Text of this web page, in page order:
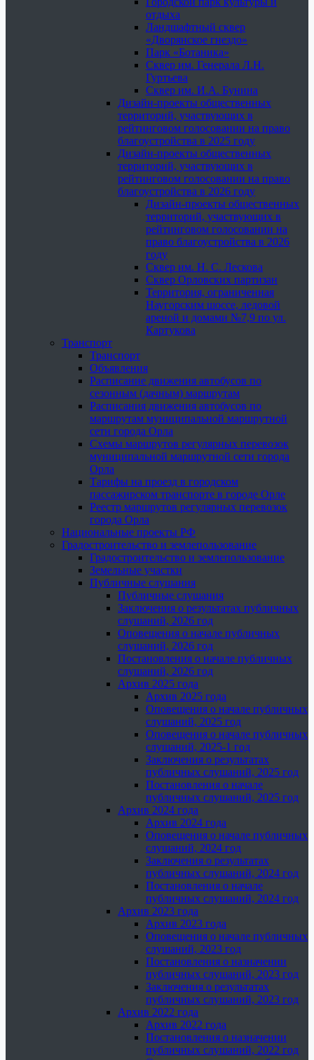
отдыха
Ландшафтный сквер
«Дворянское гнездо»
Парк «Ботаника»
Сквер им. Генерала Л.Н.
Гуртьева
Сквер им. И.А. Бунина
Дизайн-проекты общественных
территорий, участвующих в
рейтинговом голосовании на право
благоустройства в 2025 году
Дизайн-проекты общественных
территорий, участвующих в
рейтинговом голосовании на право
благоустройства в 2026 году
Дизайн-проекты общественных
территорий, участвующих в
рейтинговом голосовании на
право благоустройства в 2026
году
Сквер им. Н. С. Лескова
Сквер Орловских партизан
Территория, ограниченная
Наугорским шоссе, ледовой
ареной и домами №7,9 по ул.
Картукова
Транспорт
Транспорт
Объявления
Расписание движения автобусов по
сезонным (дачным) маршрутам
Расписания движения автобусов по
маршрутам муниципальной маршрутной
сети города Орла
Схемы маршрутов регулярных перевозок
муниципальной маршрутной сети города
Орла
Тарифы на проезд в городском
пассажирском транспорте в городе Орле
Реестр маршрутов регулярных перевозок
города Орла
Национальные проекты РФ
Градостроительство и землепользование
Градостроительство и землепользование
Земельные участки
Публичные слушания
Публичные слушания
Заключения о результатах публичных
слушаний, 2026 год
Оповещения о начале публичных
слушаний, 2026 год
Постановления о начале публичных
слушаний, 2026 год
Архив 2025 года
Архив 2025 года
Оповещения о начале публичных
слушаний, 2025 год
Оповещения о начале публичных
слушаний, 2025-1 год
Заключения о результатах
публичных слушаний, 2025 год
Постановления о начале
публичных слушаний, 2025 год
Архив 2024 года
Архив 2024 года
Оповещения о начале публичных
слушаний, 2024 год
Заключения о результатах
публичных слушаний, 2024 год
Постановления о начале
публичных слушаний, 2024 год
Архив 2023 года
Архив 2023 года
Оповещения о начале публичных
слушаний, 2023 год
Постановления о назначении
публичных слушаний, 2023 год
Заключения о результатах
публичных слушаний, 2023 год
Архив 2022 года
Архив 2022 года
Постановления о назначении
публичных слушаний, 2022 год